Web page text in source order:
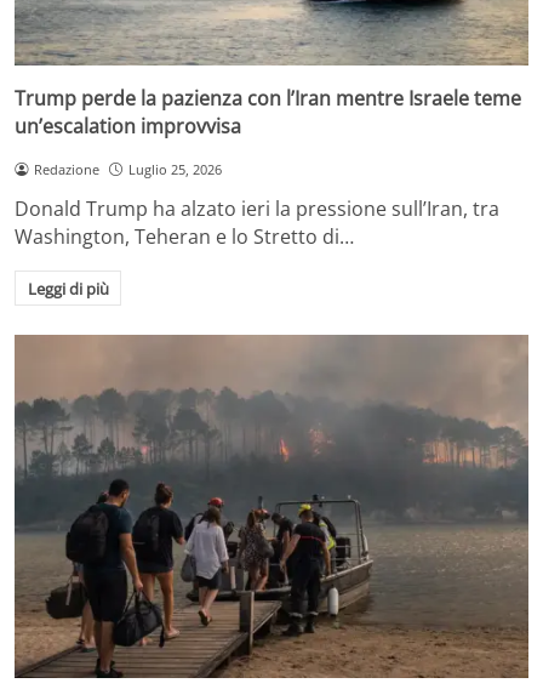
Trump perde la pazienza con l’Iran mentre Israele teme
un’escalation improvvisa
Redazione Luglio 25, 2026
Donald Trump ha alzato ieri la pressione sull’Iran, tra
Washington, Teheran e lo Stretto di…
Leggi di più